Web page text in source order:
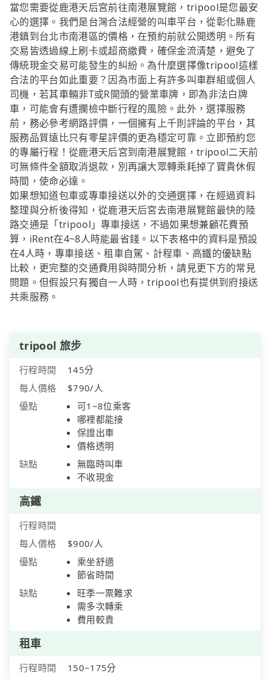
當您需要從鹿港天后宮前往南港展覽館，tripool是您最安
心的選擇。我們是台灣合法經營的叫車平台，從彰化縣鹿
港鎮到台北市南港區的價格，在預約前就公開透明。所有
交易皆透過線上刷卡或超商繳費，確保金流清楚，避免了
傳統現金交易可能發生的糾紛。為什麼選擇像tripool這樣
合法的平台如此重要？因為市面上有許多叫車群組或個人
司機，若其車輛非T或R開頭的營業車牌，即為非法白牌
車，可能會有遭攔檢中斷行程的風險。此外，選擇服務
前，務必參考網路評價，一個擁有上千則評論的平台，其
服務品質遠比只有零星評價的更為穩定可靠。立即預約您
的專屬行程！從鹿港天后宮到南港展覽館，tripool二天前
可無條件全額取消退款，別再讓大眾轉乘耗掉了寶貴休假
時間，使命必達。
如果想知道包車或專車接送以外的交通選擇，在經過資料
整理與分析後得知，從鹿港天后宮去南港展覽館最快的陸
路交通是「tripool」專車接送，不過如果想兼顧花費預
算，iRent在4~8人時能最省錢。以下表格中的資料是預設
在4人時，專車接送、租車自駕、計程車、高鐵的優缺點
比較，更完整的交通費用與時間分析，請見更下方的常見
問題。但假設只有獨自一人時，tripool也有提供到府接送
共乘服務。
tripool 旅步
行程時間
145分
每人價格
$790/人
優點
可1~8位乘客
哪裡都能接
保證出車
價格透明
缺點
無臨時叫車
不收現金
高鐵
行程時間
每人價格
$900/人
優點
乘坐舒適
節省時間
缺點
旺季一票難求
需多次轉乘
費用較貴
租車
行程時間
150~175分